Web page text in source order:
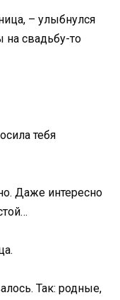
– улыбнулся
на свадьбу-то
тебя
Даже интересно
Так: родные,